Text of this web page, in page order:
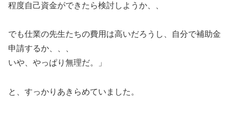
程度自己資金ができたら検討しようか、、
でも仕業の先生たちの費用は高いだろうし、自分で補助金
申請するか、、、
いや、やっぱり無理だ。」
と、すっかりあきらめていました。